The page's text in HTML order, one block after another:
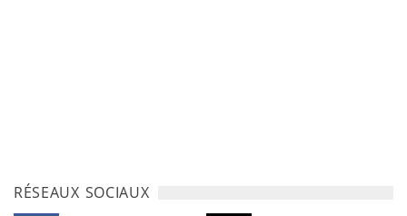
RÉSEAUX SOCIAUX